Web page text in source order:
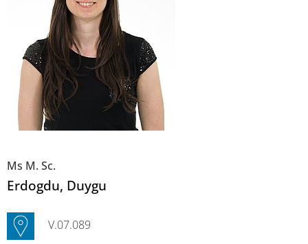
Ms M. Sc.
Erdogdu, Duygu
V.07.089